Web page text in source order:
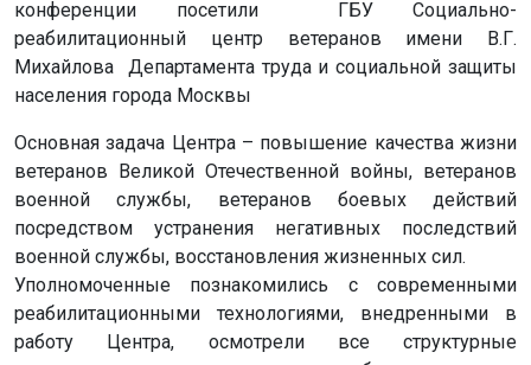
конференции посетили ГБУ Социально-
реабилитационный центр ветеранов имени В.Г.
Михайлова Департамента труда и социальной защиты
населения города Москвы
Основная задача Центра – повышение качества жизни
ветеранов Великой Отечественной войны, ветеранов
военной службы, ветеранов боевых действий
посредством устранения негативных последствий
военной службы, восстановления жизненных сил.
Уполномоченные познакомились с современными
реабилитационными технологиями, внедренными в
работу Центра, осмотрели все структурные